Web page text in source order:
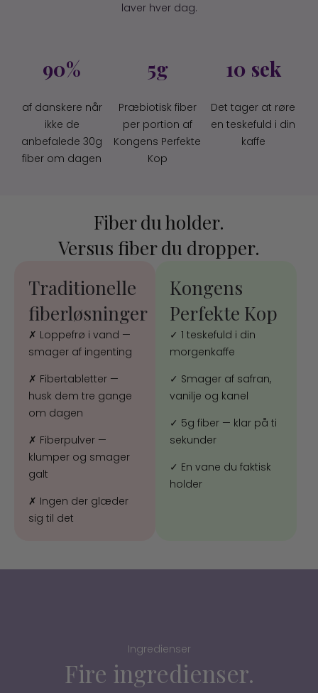
laver hver dag.
90%
af danskere når
ikke de
anbefalede 30g
fiber om dagen
5g
Præbiotisk fiber
per portion af
Kongens Perfekte
Kop
10 sek
Det tager at røre
en teskefuld i din
kaffe
Fiber du holder.
Versus fiber du dropper.
Traditionelle
fiberløsninger
✗ Loppefrø i vand —
smager af ingenting
✗ Fibertabletter —
husk dem tre gange
om dagen
✗ Fiberpulver —
klumper og smager
galt
✗ Ingen der glæder
sig til det
Kongens
Perfekte Kop
✓ 1 teskefuld i din
morgenkaffe
✓ Smager af safran,
vanilje og kanel
✓ 5g fiber — klar på ti
sekunder
✓ En vane du faktisk
holder
Ingredienser
Fire ingredienser.